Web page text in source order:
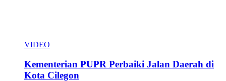
VIDEO
Kementerian PUPR Perbaiki Jalan Daerah di
Kota Cilegon